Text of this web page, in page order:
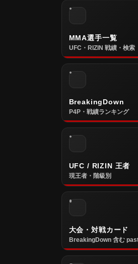
MMA選手一覧
UFC・RIZIN 戦績・検索
BreakingDown
P4P・戦績ランキング
UFC / RIZIN 王者
現王者・階級別
大会・対戦カード
BreakingDown 含む